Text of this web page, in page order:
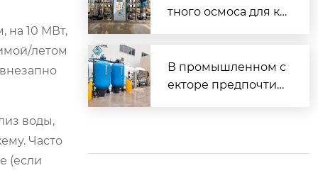
на 10 МВт,
летом
воды,
Часто
(если
осмоса.
тного осмоса для ко
В промышленном с
екторе предпочтит
чистой воды метод